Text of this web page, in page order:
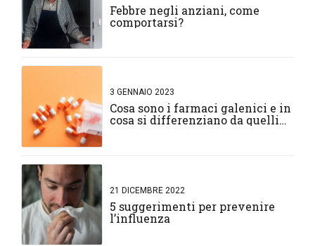
Febbre negli anziani, come
comportarsi?
3 GENNAIO 2023
Cosa sono i farmaci galenici e in
cosa si differenziano da quelli
21 DICEMBRE 2022
5 suggerimenti per prevenire
l’influenza